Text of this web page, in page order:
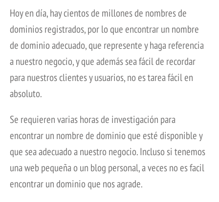
Hoy en día, hay cientos de millones de nombres de
dominios registrados, por lo que encontrar un nombre
de dominio adecuado, que represente y haga referencia
a nuestro negocio, y que además sea fácil de recordar
para nuestros clientes y usuarios, no es tarea fácil en
absoluto.
Se requieren varias horas de investigación para
encontrar un nombre de dominio que esté disponible y
que sea adecuado a nuestro negocio. Incluso si tenemos
una web pequeña o un blog personal, a veces no es facil
encontrar un dominio que nos agrade.